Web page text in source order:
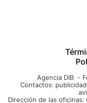
Agencia DIB -
Contactos:
Dirección de las oficinas: